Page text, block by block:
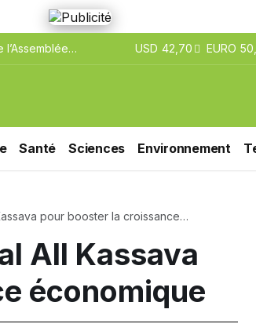
Rome
USD 42,70 EURO
Santé Sciences Environnement
pour booster la croissance
All Kassava
économique